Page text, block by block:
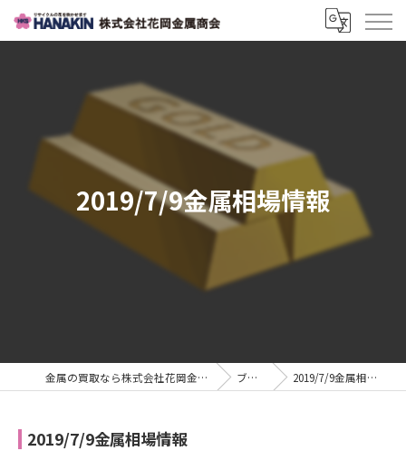
2019/7/9金属相場情報
金属の買取なら株式会社花岡金属商会 ブログ 2019/7/9金属相場情報
2019/7/9金属相場情報